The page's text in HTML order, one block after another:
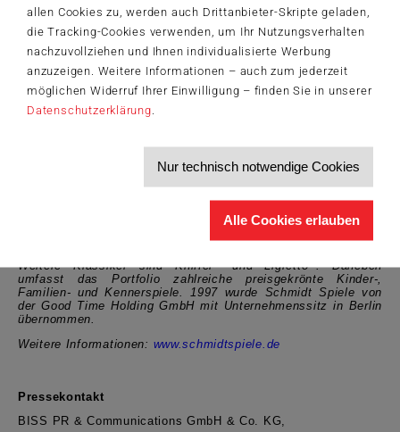
allen Cookies zu, werden auch Drittanbieter-Skripte geladen,
die Tracking-Cookies verwenden, um Ihr Nutzungsverhalten
nachzuvollziehen und Ihnen individualisierte Werbung
anzuzeigen. Weitere Informationen – auch zum jederzeit
möglichen Widerruf Ihrer Einwilligung – finden Sie in unserer
Datenschutzerklärung
Nur technisch notwendige Cookies
Alle Cookies erlauben
am Samstag, 06. Juni 2026
von 11:30 Uhr bis 18:00 Uhr
im aletto Hotel Potsdamer Platz
Über Schmidt Spiele
deutschen Spieleherstellern. Er umfasst die Marken Schmidt
für Puzzles, Plüsch, Kinder-, Familien- und
Kinderspiele steht, sowie Selecta im Bereich Holzspielzeug.
Der Grundstein für die Marke Schmidt Spiele und das
®
Weitere Klassiker sind Kniffel und Ligretto . Daneben
umfasst das Portfolio zahlreiche preisgekrönte Kinder-,
Familien- und Kennerspiele. 1997 wurde Schmidt Spiele von
der Good Time Holding GmbH mit Unternehmenssitz in Berlin
übernommen.
Weitere Informationen: www.schmidtspiele.de
Pressekontakt
BISS PR & Communications GmbH & Co. KG,